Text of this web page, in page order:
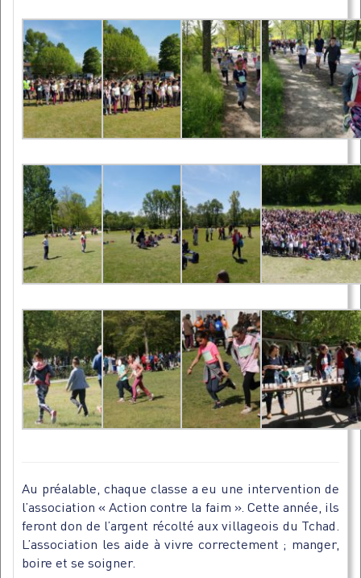
Au préalable, chaque classe a eu une intervention de
l’association « Action contre la faim ». Cette année, ils
feront don de l’argent récolté aux villageois du Tchad.
L’association les aide à vivre correctement ; manger,
boire et se soigner.